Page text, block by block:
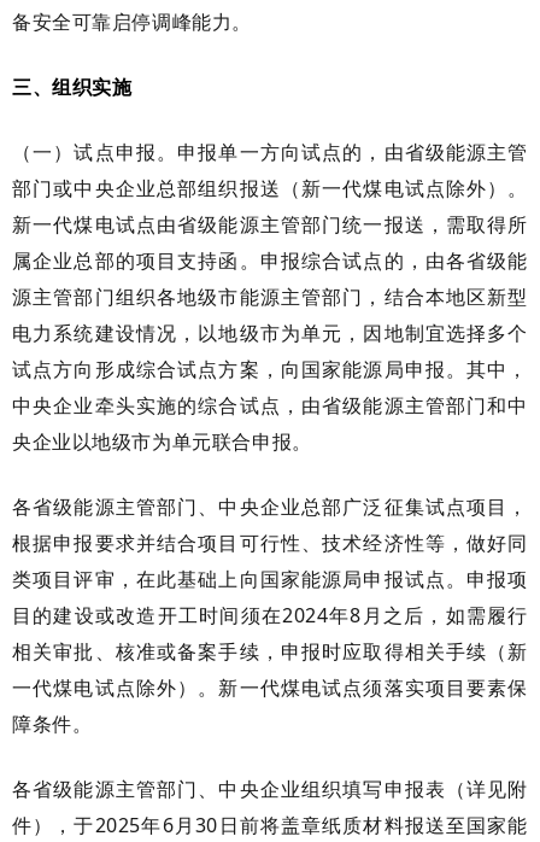
备安全可靠启停调峰能力。
三、组织实施
（一）试点申报。申报单一方向试点的，由省级能源主管
部门或中央企业总部组织报送（新一代煤电试点除外）。
新一代煤电试点由省级能源主管部门统一报送，需取得所
属企业总部的项目支持函。申报综合试点的，由各省级能
源主管部门组织各地级市能源主管部门，结合本地区新型
电力系统建设情况，以地级市为单元，因地制宜选择多个
试点方向形成综合试点方案，向国家能源局申报。其中，
中央企业牵头实施的综合试点，由省级能源主管部门和中
央企业以地级市为单元联合申报。
各省级能源主管部门、中央企业总部广泛征集试点项目，
根据申报要求并结合项目可行性、技术经济性等，做好同
类项目评审，在此基础上向国家能源局申报试点。申报项
目的建设或改造开工时间须在2024年8月之后，如需履行
相关审批、核准或备案手续，申报时应取得相关手续（新
一代煤电试点除外）。新一代煤电试点须落实项目要素保
障条件。
各省级能源主管部门、中央企业组织填写申报表（详见附
件），于2025年6月30日前将盖章纸质材料报送至国家能